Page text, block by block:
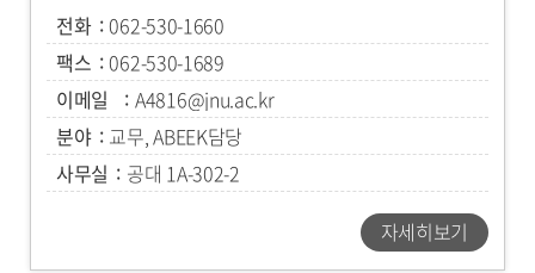
전화
062-530-1660
팩스
062-530-1689
이메일
A4816@jnu.ac.kr
분야
교무, ABEEK담당
사무실
공대 1A-302-2
자세히보기